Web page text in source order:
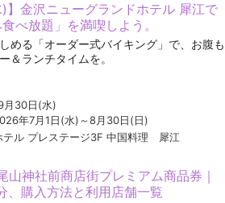
】金沢ニューグランドホテル 犀江で
べ放題」を満喫しよう。
める「オーダー式バイキング」で、お腹も
＆ランチタイムを。
月30日(水)
年7月1日(水)～8月30日(日)
テル プレステージ3F 中国料理 犀江
山神社前商店街プレミアム商品券｜
購入方法と利用店舗一覧